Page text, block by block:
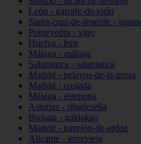
León - garrafe-de-torío
Santa-cruz-de-tenerife -
Pontevedra - vigo
Huelva - lepe
Málaga - málaga
Salamanca - salamanca
Madrid - pelayos-de-la-presa
Madrid - coslada
Málaga - estepona
Asturias - ribadesella
Bizkaia - galdakao
Madrid - torrejón-de-ardoz
Alicante - torrevieja